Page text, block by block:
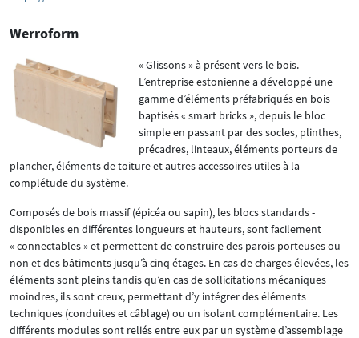
Werroform
« Glissons » à présent vers le bois.
L’entreprise estonienne a développé une
gamme d’éléments préfabriqués en bois
baptisés « smart bricks », depuis le bloc
simple en passant par des socles, plinthes,
précadres, linteaux, éléments porteurs de
plancher, éléments de toiture et autres accessoires utiles à la
complétude du système.
Composés de bois massif (épicéa ou sapin), les blocs standards -
disponibles en différentes longueurs et hauteurs, sont facilement
« connectables » et permettent de construire des parois porteuses ou
non et des bâtiments jusqu’à cinq étages. En cas de charges élevées, les
éléments sont pleins tandis qu’en cas de sollicitations mécaniques
moindres, ils sont creux, permettant d’y intégrer des éléments
techniques (conduites et câblage) ou un isolant complémentaire. Les
différents modules sont reliés entre eux par un système d’assemblage